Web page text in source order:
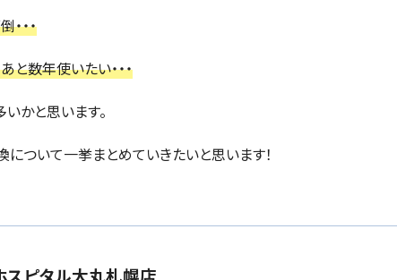
・・
と数年使いたい・・・
かと思います。
ついて一挙まとめていきたいと思います！
ピタル大丸札幌店